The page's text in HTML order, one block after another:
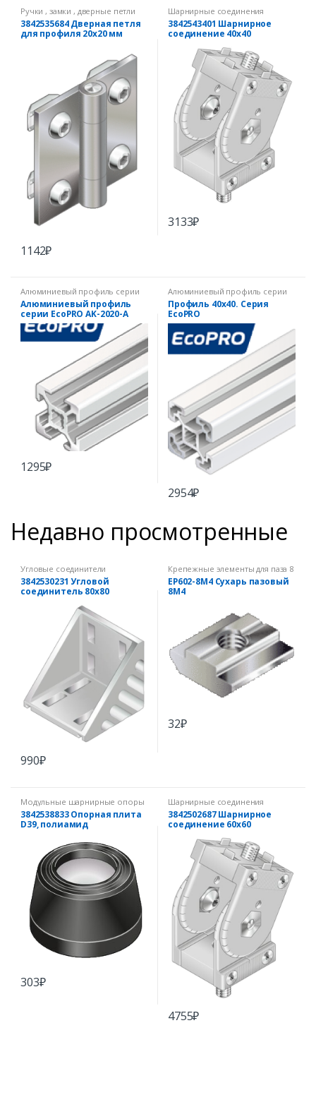
Ручки , замки , дверные петли
3842535684 Дверная петля
для профиля 20х20 мм
1142₽
Шарнирные соединения
3842543401 Шарнирное
соединение 40х40
3133₽
Алюминиевый профиль серии
EcoPRO
Алюминиевый профиль
серии EcoPRO AK-2020-A
1295₽
Алюминиевый профиль серии
EcoPRO
Профиль 40х40. Серия
EcoPRO
2954₽
Недавно просмотренные
Угловые соединители
3842530231 Угловой
соединитель 80х80
990₽
Крепежные элементы для паза 8
мм
EP602-8M4 Сухарь пазовый
8М4
32₽
Модульные шарнирные опоры
3842538833 Опорная плита
D39, полиамид
303₽
Шарнирные соединения
3842502687 Шарнирное
соединение 60х60
4755₽